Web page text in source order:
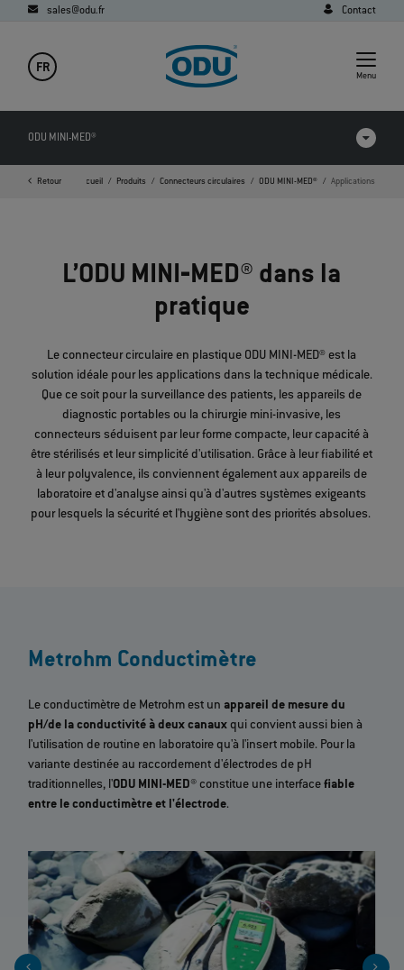
sales@odu.fr Contact
FR
Menu
ODU MINI-MED®
Comparatif des produits
Téléchargements
FAQ
RetourPage d'accueil Produits Connecteurs circulaires ODU MINI-MED® Applications
L’ODU MINI‐MED® dans la
pratique
Le connecteur circulaire en plastique ODU MINI-MED® est la
solution idéale pour les applications dans la technique médicale.
Que ce soit pour la surveillance des patients, les appareils de
diagnostic portables ou la chirurgie mini-invasive, les
connecteurs séduisent par leur forme compacte, leur capacité à
être stérilisés et leur simplicité d'utilisation. Grâce à leur fiabilité et
à leur polyvalence, ils conviennent également aux appareils de
laboratoire et d'analyse ainsi qu'à d'autres systèmes exigeants
pour lesquels la sécurité et l'hygiène sont des priorités absolues.
Metrohm Conductimètre
Le conductimètre de Metrohm est un appareil de mesure du
pH/de la conductivité à deux canaux qui convient aussi bien à
l'utilisation de routine en laboratoire qu'à l'insert mobile. Pour la
variante destinée au raccordement d'électrodes de pH
traditionnelles, l'ODU MINI-MED® constitue une interfacefiable
entre le conductimètre et l'électrode.